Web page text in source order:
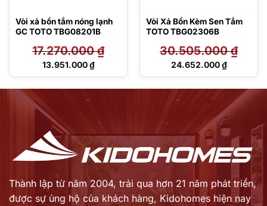
Vòi xả bồn tắm nóng lạnh
GC TOTO TBG08201B
17.270.000₫
Giá
13.951.000₫
Giá
Vòi Xả Bồn Kèm Sen Tắm
TOTO TBG02306B
30.505.000₫
Giá
30.505.000 ₫.
24.652.000₫
Giá
24.652.000 ₫.
Thành lập từ năm 2004, trải qua hơn 21 năm phát triển,
được sự ủng hộ của khách hàng, Kidohomes hiện nay